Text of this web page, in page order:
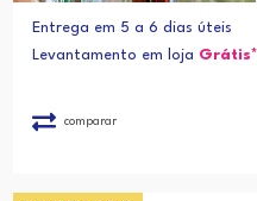
Entrega em 5 a 6 dias úteis
Levantamento em loja Grátis*
comparar